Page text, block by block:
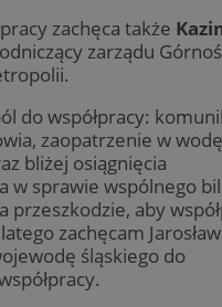
zachęca także
zarządu
do współpracy:
zaopatrzenie w
bliżej osiągnięcia
w sprawie wspólnego
przeszkodzie, aby
zachęcam
śląskiego do